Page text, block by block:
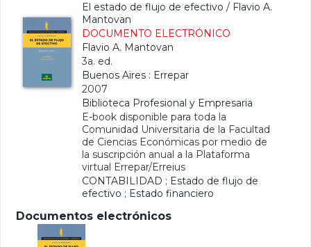
El estado de flujo de efectivo / Flavio A.
Mantovan
DOCUMENTO ELECTRÓNICO
Flavio A. Mantovan
3a. ed.
Buenos Aires : Errepar
2007
Biblioteca Profesional y Empresaria
E-book disponible para toda la
Comunidad Universitaria de la Facultad
de Ciencias Económicas por medio de
la suscripción anual a la Plataforma
virtual Errepar/Erreius
CONTABILIDAD ; Estado de flujo de
efectivo ; Estado financiero
Documentos electrónicos